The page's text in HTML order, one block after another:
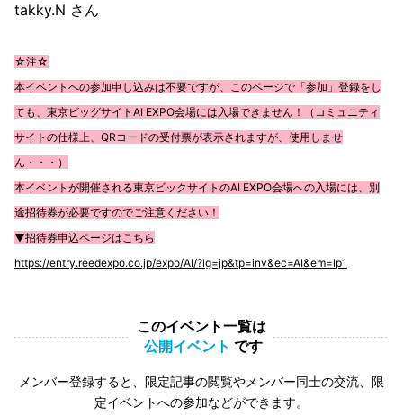
takky.N さん
☆注☆
本イベントへの参加申し込みは不要ですが、このページで「参加」登録をし
ても、東京ビッグサイトAI EXPO会場には入場できません！（コミュニティ
サイトの仕様上、QRコードの受付票が表示されますが、使用しませ
ん・・・）
本イベントが開催される東京ビックサイトのAI EXPO会場への入場には、別
途招待券が必要ですのでご注意ください！
▼招待券申込ページはこちら
https://entry.reedexpo.co.jp/expo/AI/?lg=jp&tp=inv&ec=AI&em=lp1
このイベント一覧は
公開イベント です
メンバー登録すると、限定記事の閲覧やメンバー同士の交流、限
定イベントへの参加などができます。